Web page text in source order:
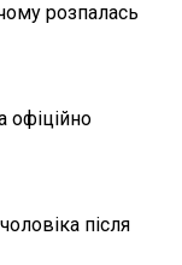
розпалась
офіційно
після